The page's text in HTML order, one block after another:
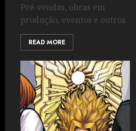
Pré-vendas, obras em
produção, eventos e outros.
READ MORE